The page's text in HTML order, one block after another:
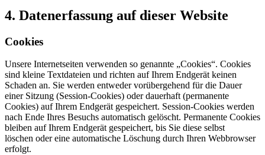
4. Datenerfassung auf dieser Website
Cookies
Unsere Internetseiten verwenden so genannte „Cookies“. Cookies
sind kleine Textdateien und richten auf Ihrem Endgerät keinen
Schaden an. Sie werden entweder vorübergehend für die Dauer
einer Sitzung (Session-Cookies) oder dauerhaft (permanente
Cookies) auf Ihrem Endgerät gespeichert. Session-Cookies werden
nach Ende Ihres Besuchs automatisch gelöscht. Permanente Cookies
bleiben auf Ihrem Endgerät gespeichert, bis Sie diese selbst
löschen oder eine automatische Löschung durch Ihren Webbrowser
erfolgt.